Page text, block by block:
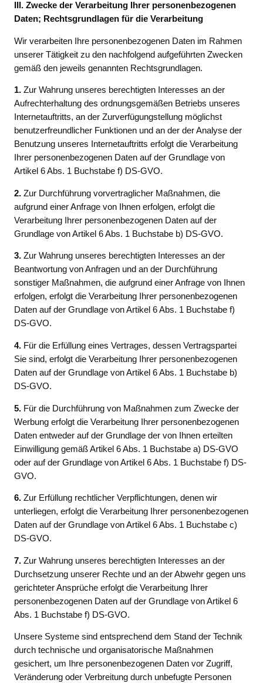
III. Zwecke der Verarbeitung Ihrer personenbezogenen
Daten; Rechtsgrundlagen für die Verarbeitung
Wir verarbeiten Ihre personenbezogenen Daten im Rahmen
unserer Tätigkeit zu den nachfolgend aufgeführten Zwecken
gemäß den jeweils genannten Rechtsgrundlagen.
1. Zur Wahrung unseres berechtigten Interesses an der
Aufrechterhaltung des ordnungsgemäßen Betriebs unseres
Internetauftritts, an der Zurverfügungstellung möglichst
benutzerfreundlicher Funktionen und an der der Analyse der
Benutzung unseres Internetauftritts erfolgt die Verarbeitung
Ihrer personenbezogenen Daten auf der Grundlage von
Artikel 6 Abs. 1 Buchstabe f) DS-GVO.
2. Zur Durchführung vorvertraglicher Maßnahmen, die
aufgrund einer Anfrage von Ihnen erfolgen, erfolgt die
Verarbeitung Ihrer personenbezogenen Daten auf der
Grundlage von Artikel 6 Abs. 1 Buchstabe b) DS-GVO.
3. Zur Wahrung unseres berechtigten Interesses an der
Beantwortung von Anfragen und an der Durchführung
sonstiger Maßnahmen, die aufgrund einer Anfrage von Ihnen
erfolgen, erfolgt die Verarbeitung Ihrer personenbezogenen
Daten auf der Grundlage von Artikel 6 Abs. 1 Buchstabe f)
DS-GVO.
4. Für die Erfüllung eines Vertrages, dessen Vertragspartei
Sie sind, erfolgt die Verarbeitung Ihrer personenbezogenen
Daten auf der Grundlage von Artikel 6 Abs. 1 Buchstabe b)
DS-GVO.
5. Für die Durchführung von Maßnahmen zum Zwecke der
Werbung erfolgt die Verarbeitung Ihrer personenbezogenen
Daten entweder auf der Grundlage der von Ihnen erteilten
Einwilligung gemäß Artikel 6 Abs. 1 Buchstabe a) DS-GVO
oder auf der Grundlage von Artikel 6 Abs. 1 Buchstabe f) DS-
GVO.
6. Zur Erfüllung rechtlicher Verpflichtungen, denen wir
unterliegen, erfolgt die Verarbeitung Ihrer personenbezogenen
Daten auf der Grundlage von Artikel 6 Abs. 1 Buchstabe c)
DS-GVO.
7. Zur Wahrung unseres berechtigten Interesses an der
Durchsetzung unserer Rechte und an der Abwehr gegen uns
gerichteter Ansprüche erfolgt die Verarbeitung Ihrer
personenbezogenen Daten auf der Grundlage von Artikel 6
Abs. 1 Buchstabe f) DS-GVO.
Unsere Systeme sind entsprechend dem Stand der Technik
durch technische und organisatorische Maßnahmen
gesichert, um Ihre personenbezogenen Daten vor Zugriff,
Veränderung oder Verbreitung durch unbefugte Personen